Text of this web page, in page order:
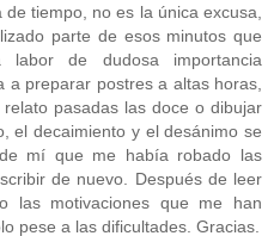
tiempo, no es la única excusa,
parte de esos minutos que
de dudosa importancia
a preparar postres a altas horas,
pasadas las doce o dibujar
el decaimiento y el desánimo se
mí que me había robado las
de nuevo. Después de leer
las motivaciones que me han
pese a las dificultades. Gracias.